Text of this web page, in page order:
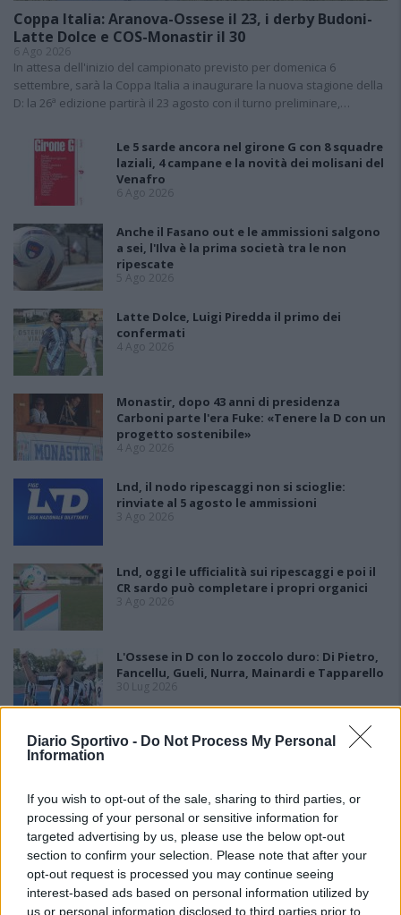
Diario Sportivo - Do Not Process My Personal
Information
If you wish to opt-out of the sale, sharing to third parties, or
processing of your personal or sensitive information for
targeted advertising by us, please use the below opt-out
section to confirm your selection. Please note that after your
opt-out request is processed you may continue seeing
interest-based ads based on personal information utilized by
us or personal information disclosed to third parties prior to
Coppa Italia: Aranova-Ossese il 23, i derby Budoni-
Latte Dolce e COS-Monastir il 30
6 Ago 2026
In attesa dell'inizio del campionato previsto per domenica 6
settembre, sarà la Coppa Italia a inaugurare la nuova stagione della
D: la 26ª edizione partirà il 23 agosto con il turno preliminare,…
Le 5 sarde ancora nel girone G con 8 squadre
laziali, 4 campane e la novità dei molisani del
Venafro
6 Ago 2026
Anche il Fasano out e le ammissioni salgono
a sei, l'Ilva è la prima società tra le non
ripescate
5 Ago 2026
Latte Dolce, Luigi Piredda il primo dei
confermati
4 Ago 2026
Monastir, dopo 43 anni di presidenza
Carboni parte l'era Fuke: «Tenere la D con un
progetto sostenibile»
4 Ago 2026
Lnd, il nodo ripescaggi non si scioglie:
rinviate al 5 agosto le ammissioni
3 Ago 2026
Lnd, oggi le ufficialità sui ripescaggi e poi il
CR sardo può completare i propri organici
3 Ago 2026
L'Ossese in D con lo zoccolo duro: Di Pietro,
Fancellu, Gueli, Nurra, Mainardi e Tapparello
30 Lug 2026
Latte Dolce, Andrea Grigoras è il nuovo ds